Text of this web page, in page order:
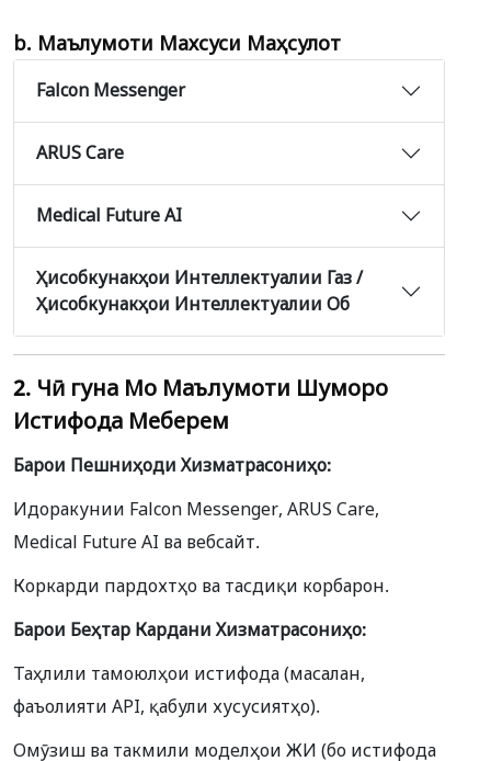
b. Маълумоти Махсуси Маҳсулот
Falcon Messenger
ARUS Care
Medical Future AI
Ҳисобкунакҳои Интеллектуалии Газ /
Ҳисобкунакҳои Интеллектуалии Об
2. Чӣ гуна Мо Маълумоти Шуморо
Истифода Меберем
Барои Пешниҳоди Хизматрасониҳо:
Идоракунии Falcon Messenger, ARUS Care,
Medical Future AI ва вебсайт.
Коркарди пардохтҳо ва тасдиқи корбарон.
Барои Беҳтар Кардани Хизматрасониҳо:
Таҳлили тамоюлҳои истифода (масалан,
фаъолияти API, қабули хусусиятҳо).
Омӯзиш ва такмили моделҳои ЖИ (бо истифода